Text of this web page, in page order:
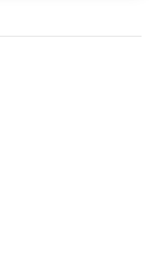
остью 38000/70000